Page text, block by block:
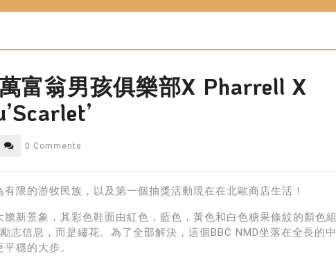
富翁男孩俱樂部X Pharrell X
0 Comments
限的游牧民族，以及第一個抽獎活動現在在北歐商店生活！
新景象，其彩色鞋面由紅色，藍色，黃色和白色糖果條紋的顏色組
志信息，而是繡花。為了全部解決，這個BBC NMD坐落在全長的中
穩的大步。